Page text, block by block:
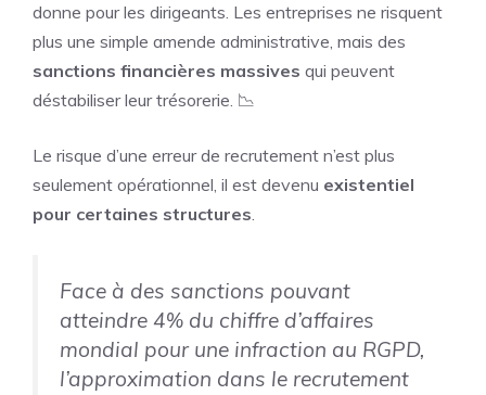
donne pour les dirigeants. Les entreprises ne risquent
plus une simple amende administrative, mais des
sanctions financières massives qui peuvent
déstabiliser leur trésorerie. 📉
Le risque d’une erreur de recrutement n’est plus
seulement opérationnel, il est devenu existentiel
pour certaines structures.
Face à des sanctions pouvant
atteindre 4% du chiffre d’affaires
mondial pour une infraction au RGPD,
l’approximation dans le recrutement